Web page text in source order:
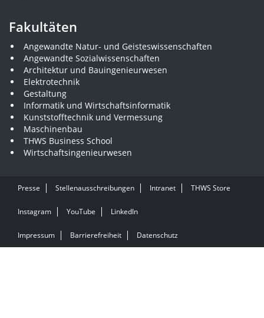
Fakultäten
Angewandte Natur- und Geisteswissenschaften
Angewandte Sozialwissenschaften
Architektur und Bauingenieurwesen
Elektrotechnik
Gestaltung
Informatik und Wirtschaftsinformatik
Kunststofftechnik und Vermessung
Maschinenbau
THWS Business School
Wirtschaftsingenieurwesen
Presse Stellenausschreibungen Intranet THWS Store
Instagram YouTube LinkedIn
Impressum Barrierefreiheit Datenschutz